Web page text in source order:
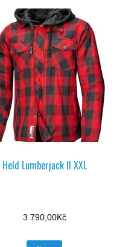
Held Lumberjack II XXL
3 790,00Kč